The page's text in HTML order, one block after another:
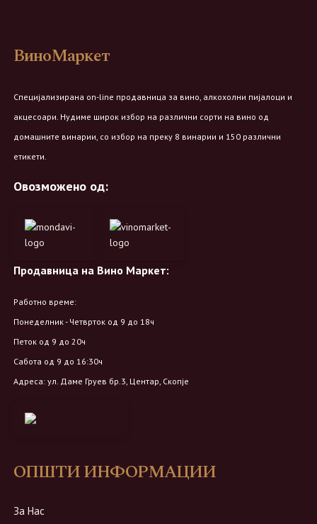
ВиноМаркет
Специјализирана on-line продавница за вино, алкохолни пијалоци и
акцесоари. Нудиме широк избор на различни сорти на вино од
домашните винарии, со избор на преку 8 винарии и 150 различни
етикети.
Овозможено од:
Продавница на Вино Маркет:
Работно време:
Понеделник - Четврток од 9 до 18ч
Петок од 9 до 20ч
Сабота од 9 до 16:30ч
Адреса: ул. Даме Груев бр.3, Центар, Скопје
ОПШТИ ИНФОРМАЦИИ
За Нас